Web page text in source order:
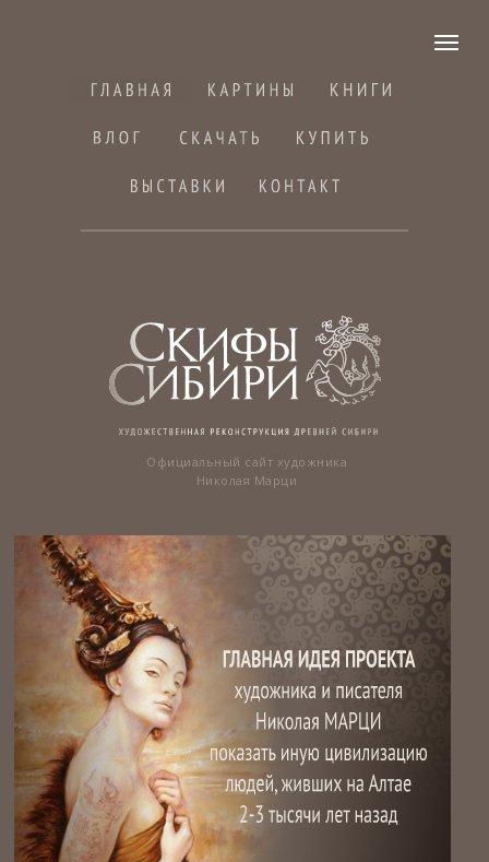
Официальный сайт художника
Николая Марци